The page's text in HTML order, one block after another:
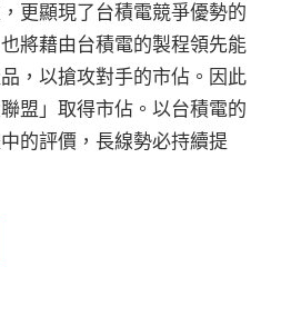
更顯現了台積電競爭優勢的
將藉由台積電的製程領先能
，以搶攻對手的市佔。因此
盟」取得市佔。以台積電的
的評價，長線勢必持續提